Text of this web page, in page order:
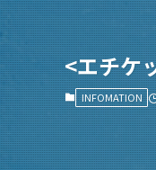
<エチケ
INFOMATION